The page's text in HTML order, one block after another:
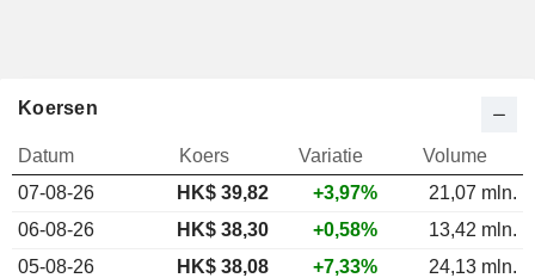
Koersen
Datum Koers Variatie
Volume
07-08-26
HK$ 39,82 +3,97%
21,07 mln.
06-08-26
HK$ 38,30 +0,58%
13,42 mln.
05-08-26
HK$ 38,08 +7,33%
24,13 mln.